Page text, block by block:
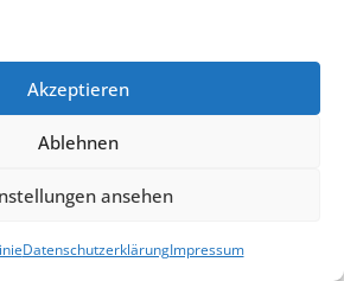
Akzeptieren
Ablehnen
ansehen
DatenschutzerklärungImpressum
8, 95028 Hof, Raum Nr. 4
Gebäude: Theaterstraße 8,
Nr. 3 zurück Formulare:
Fischotter
einer Ausnahme vom